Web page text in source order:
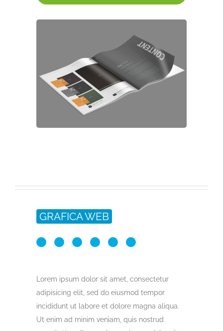
GRAFICA WEB
Lorem ipsum dolor sit amet, consectetur
adipisicing elit, sed do eiusmod tempor
incididunt ut labore et dolore magna aliqua.
Ut enim ad minim veniam, quis nostrud